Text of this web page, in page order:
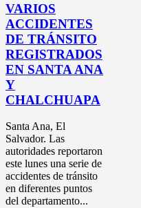
VARIOS
ACCIDENTES
DE TRÁNSITO
REGISTRADOS
EN SANTA ANA
Y
CHALCHUAPA
Santa Ana, El
Salvador. Las
autoridades reportaron
este lunes una serie de
accidentes de tránsito
en diferentes puntos
del departamento...